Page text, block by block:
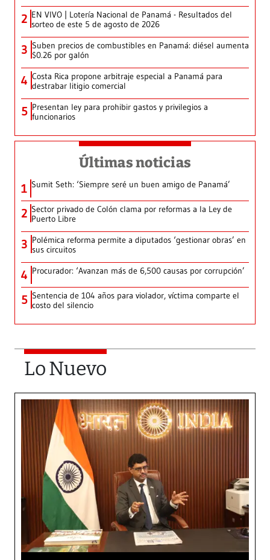
2 EN VIVO | Lotería Nacional de Panamá - Resultados del
sorteo de este 5 de agosto de 2026
3 Suben precios de combustibles en Panamá: diésel aumenta
$0.26 por galón
4 Costa Rica propone arbitraje especial a Panamá para
destrabar litigio comercial
5 Presentan ley para prohibir gastos y privilegios a
funcionarios
Últimas noticias
1 Sumit Seth: ‘Siempre seré un buen amigo de Panamá’
2 Sector privado de Colón clama por reformas a la Ley de
Puerto Libre
3 Polémica reforma permite a diputados ‘gestionar obras’ en
sus circuitos
4 Procurador: ‘Avanzan más de 6,500 causas por corrupción’
5 Sentencia de 104 años para violador, víctima comparte el
costo del silencio
Lo Nuevo